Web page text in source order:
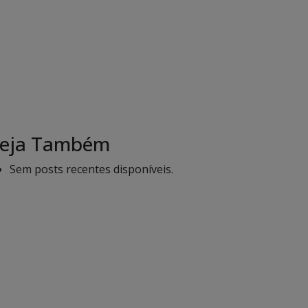
Também
Sem posts recentes disponíveis.